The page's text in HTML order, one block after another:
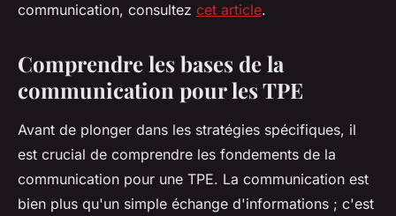
communication, consultez cet article.
Comprendre les bases de la
communication pour les TPE
Avant de plonger dans les stratégies spécifiques, il
est crucial de comprendre les fondements de la
communication pour une TPE. La communication est
bien plus qu'un simple échange d'informations ; c'est